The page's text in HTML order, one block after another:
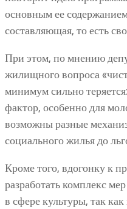
основным ее
составляющая, то есть
При этом, по мнению
жилищного вопроса
минимум сильно
фактор, особенно для
возможны разные
социального жилья до
Кроме того, вдогонку к
разработать комплекс
в сфере культуры, так